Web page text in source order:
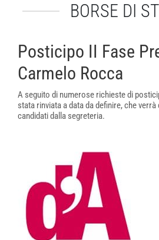
BORSE DI
Posticipo II Fase
Carmelo Rocca
A seguito di numerose richieste di
stata rinviata a data da definire, che
candidati dalla segreteria.